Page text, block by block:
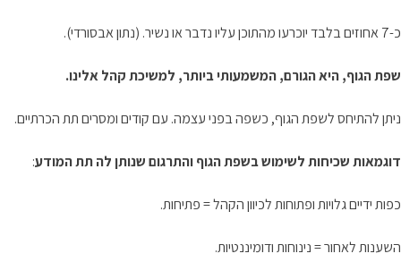
כ-7 אחוזים בלבד יוכרעו מהתוכן עליו נדבר או נשיר. (נתון אבסורדי).
שפת הגוף, היא הגורם, המשמעותי ביותר, למשיכת קהל אלינו.
ניתן להתיחס לשפת הגוף, כשפה בפני עצמה. עם קודים ומסרים תת הכרתיים.
דוגמאות שכיחות לשימוש בשפת הגוף והתרגום שנותן לה תת המודע:
כפות ידיים גלויות ופתוחות לכיוון הקהל = פתיחות.
השענות לאחור = נינוחות ודומיננטיות.